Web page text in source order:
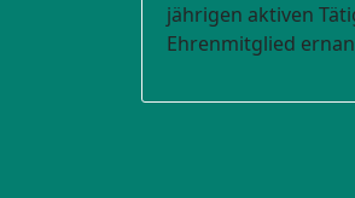
jährigen aktiven
Ehrenmitglied